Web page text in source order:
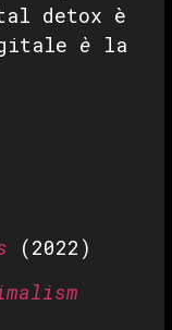
detox è
è la
(2022)